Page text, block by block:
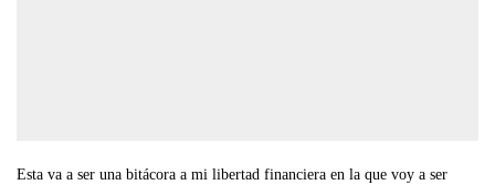
Esta va a ser una bitácora a mi libertad financiera en la que voy a ser